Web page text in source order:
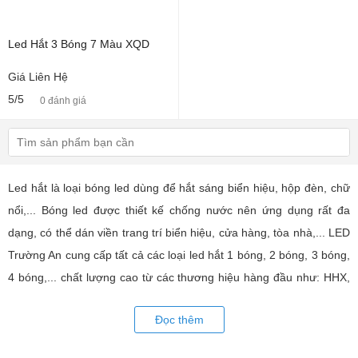
Led Hắt 3 Bóng 7 Màu XQD
Giá Liên Hệ
5/5
0 đánh giá
Led hắt là loại bóng led dùng để hắt sáng biển hiệu, hộp đèn, chữ
nổi,... Bóng led được thiết kế chống nước nên ứng dụng rất đa
dạng, có thể dán viền trang trí biển hiệu, cửa hàng, tòa nhà,... LED
Trường An cung cấp tất cả các loại led hắt 1 bóng, 2 bóng, 3 bóng,
4 bóng,... chất lượng cao từ các thương hiệu hàng đầu như: HHX,
sâu cho các ững dụng trang trí led.
Đọc thêm